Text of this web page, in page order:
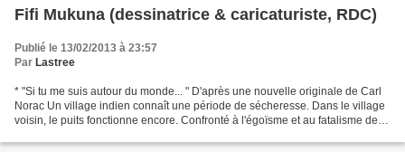
Fifi Mukuna (dessinatrice & caricaturiste, RDC)
Publié le 13/02/2013 à 23:57
Par Lastree
* "Si tu me suis autour du monde... " D'après une nouvelle originale de Carl
Norac Un village indien connaît une période de sécheresse. Dans le village
voisin, le puits fonctionne encore. Confronté à l'égoïsme et au fatalisme des